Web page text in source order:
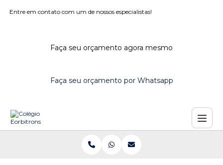
Entre em contato com um de nossos especialistas!
Faça seu orçamento agora mesmo
Faça seu orçamento por Whatsapp